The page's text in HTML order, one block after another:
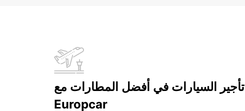
تأجير السيارات في أفضل المطارات مع
Europcar